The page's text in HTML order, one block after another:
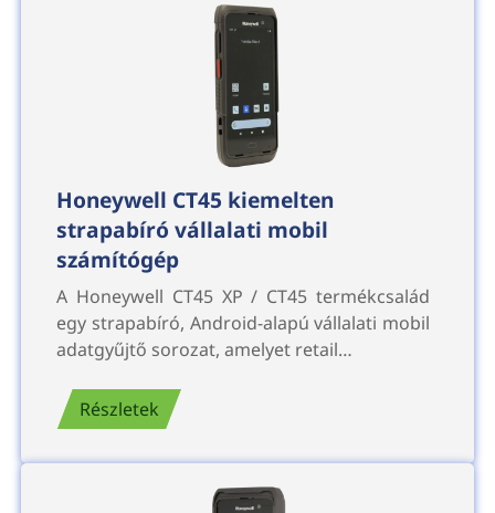
Honeywell CT45 kiemelten
strapabíró vállalati mobil
számítógép
A Honeywell CT45 XP / CT45 termékcsalád
egy strapabíró, Android-alapú vállalati mobil
adatgyűjtő sorozat, amelyet retail…
Részletek